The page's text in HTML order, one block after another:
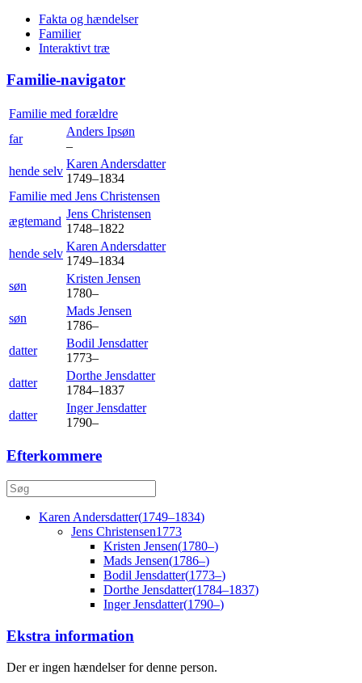
Fakta og hændelser
Familier
Interaktivt træ
Familie-navigator
Familie med forældre
far
Anders Ipsøn
–
hende selv
Karen Andersdatter
1749–1834
Familie med Jens Christensen
ægtemand
Jens Christensen
1748–1822
hende selv
Karen Andersdatter
1749–1834
søn
Kristen Jensen
1780–
søn
Mads Jensen
1786–
datter
Bodil Jensdatter
1773–
datter
Dorthe Jensdatter
1784–1837
datter
IngerJensdatter
1790–
Efterkommere
Karen Andersdatter(1749–1834)
Jens Christensen1773
Kristen Jensen(1780–)
Mads Jensen(1786–)
Bodil Jensdatter(1773–)
Dorthe Jensdatter(1784–1837)
IngerJensdatter(1790–)
Ekstra information
Der er ingen hændelser for denne person.